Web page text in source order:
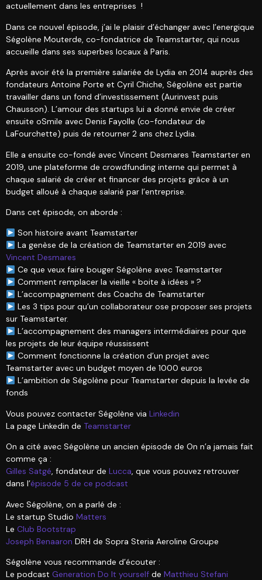
actuellement dans les entreprises !
Dans ce nouvel épisode, j’ai le plaisir d’échanger avec l’energique
Ségolène Mouterde, co-fondatrice de Teamstarter, qui nous
accueille dans ses superbes locaux à Paris.
Après avoir été la première salariée de Lydia en 2014 auprès des
fondateurs Antoine Porte et Cyril Chiche, Ségolène est partie
travailler dans un fond d’investissement (Aurinvest puis
Chausson). L’amour des startups lui a donné envie de créer
ensuite oSmile avec Denis Fayolle (co-fondateur de
LaFourchette) puis de retourner 2 ans chez Lydia.
Elle a ensuite co-fondé avec Vincent Desmares Teamstarter en
2019, une plateforme de crowdfunding interne qui permet à
chaque salarié de créer et financer des projets grâce à un
budget alloué à chaque salarié par l’entreprise.
Dans cet épisode, on aborde :
Son histoire avant Teamstarter
La genèse de la création de Teamstarter en 2019 avec
Vincent Desmares
Ce que veux faire bouger Ségolène avec Teamstarter
Comment remplacer la vieille « boite à idées » ?
L’accompagnement des Coachs de Teamstarter
Les 3 tips pour qu’un collaborateur ose proposer ses projets
sur Teamstarter.
L’accompagnement des managers intermédiaires pour que
les projets de leur équipe réussissent
Comment fonctionne la création d’un projet avec
Teamstarter avec un budget moyen de 1000 euros
L’ambition de Ségolène pour Teamstarter depuis la levée de
fonds
Vous pouvez contacter Ségolène via Linkedin
La page Linkedin de Teamstarter
On a cité avec Ségolène un ancien épisode de On n’a jamais fait
comme ça :
Gilles Satgé, fondateur de Lucca, que vous pouvez retrouver
dans l’épisode 5 de ce podcast
Avec Ségolène, on a parlé de :
Le startup Studio Matters
Le Club Bootstrap
Joseph Benaaron DRH de Sopra Steria Aeroline Groupe
Ségolène vous recommande d’écouter :
Le podcast Generation Do It yourself de Matthieu Stefani